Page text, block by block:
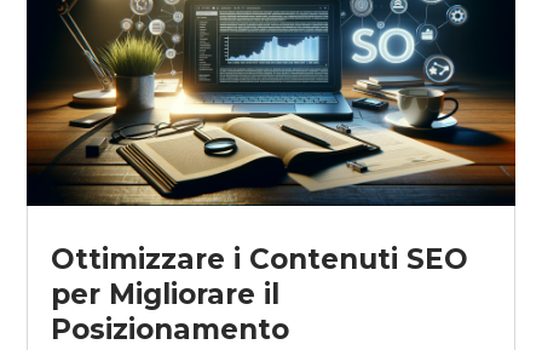
Ottimizzare i Contenuti SEO
per Migliorare il
Posizionamento